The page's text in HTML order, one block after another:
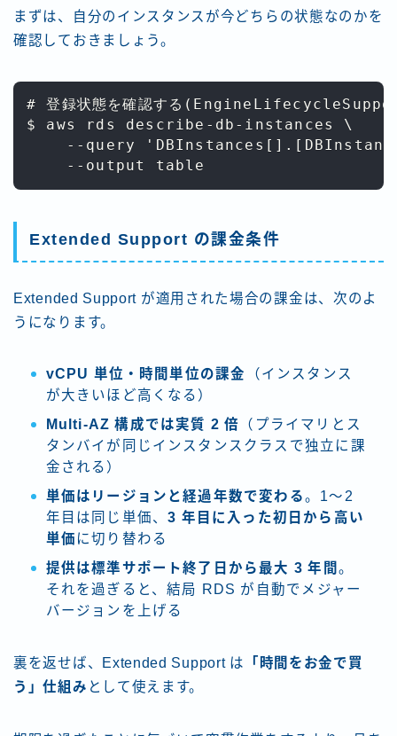
まずは、自分のインスタンスが今どちらの状態なのかを
確認しておきましょう。
# 登録状態を確認する
$ aws rds describe-db-instances \
--query
Extended Support の課金条件
Extended Support が適用された場合の課金は、次のよ
うになります。
vCPU 単位・時間単位の課金
（インスタンス
が大きいほど高くなる）
Multi-AZ 構成では実質 2 倍
（プライマリとス
タンバイが同じインスタンスクラスで独立に課
金される）
単価はリージョンと経過年数で変わる。1〜2
年目は同じ単価、3 年目に入った初日から高い
単価 に切り替わる
提供は標準サポート終了日から最大 3 年間 。
それを過ぎると、結局 RDS が自動でメジャー
バージョンを上げる
裏を返せば、Extended Support は
「時間をお金で買
う」仕組み として使えます。